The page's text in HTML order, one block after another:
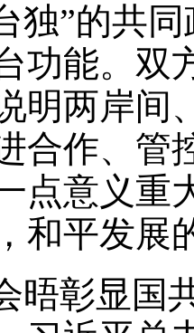
独”的共
功能。双
明两岸间
合作、管
点意义重
和平发展
晤彰显国